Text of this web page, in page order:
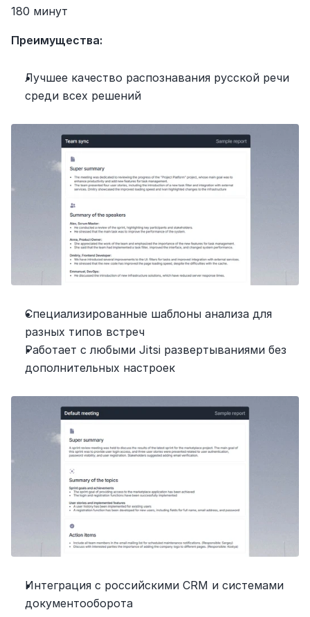
180 минут
Преимущества:
Лучшее качество распознавания русской речи
среди всех решений
Специализированные шаблоны анализа для
разных типов встреч
Работает с любыми Jitsi развертываниями без
дополнительных настроек
Интеграция с российскими CRM и системами
документооборота